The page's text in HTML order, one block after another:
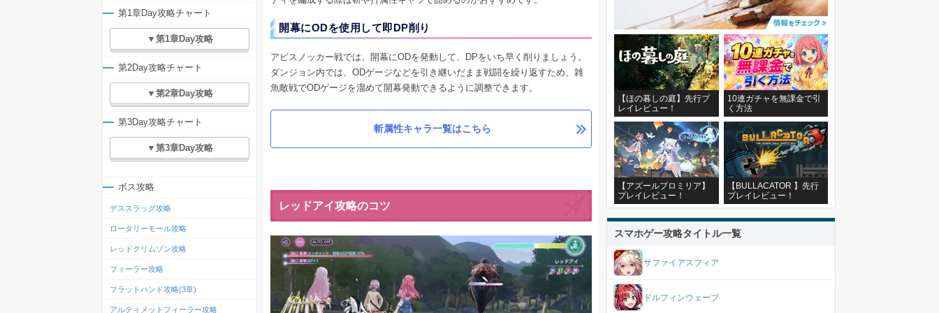
開幕にODを使用して即DP削り
アビスノッカー戦では、開幕にODを発動して、DPをいち早く削りましょう。
ダンジョン内では、ODゲージなどを引き継いだまま戦闘を繰り返すため、雑
魚敵戦でODゲージを溜めて開幕発動できるように調整できます。
斬属性キャラ一覧はこちら
レッドアイ攻略のコツ
第1章Day攻略チャート
▼第1章Day攻略
第2Day攻略チャート
▼第2章Day攻略
第3Day攻略チャート
▼第3章Day攻略
ボス攻略
デススラッグ攻略
ロータリーモール攻略
レッドクリムゾン攻略
フィーラー攻略
フラットハンド攻略(3章)
アルティメットフィーラー攻略
【ほの暮しの庭】先行プ
レイレビュー！
10連ガチャを無課金で引
く方法
【アズールプロミリア】
プレイレビュー！
【BULLACATOR 】先行
プレイレビュー！
スマホゲー攻略タイトル一覧
サファイアスフィア
ドルフィンウェーブ